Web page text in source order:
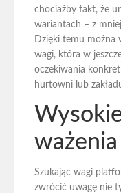
chociażby fakt, że
wariantach – z
Dzięki temu
wagi, która w
oczekiwania
hurtowni lub
Szukając wagi
zwrócić uwagę nie